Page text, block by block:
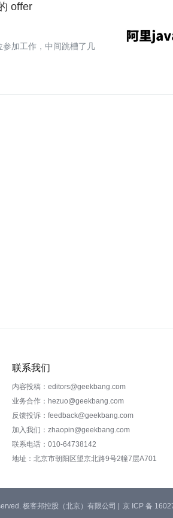
offer
加工作，中间跳槽了几
联系我们
内容投稿：editors@geekbang.com
业务合作：hezuo@geekbang.com
反馈投诉：feedback@geekbang.com
加入我们：zhaopin@geekbang.com
联系电话：010-64738142
地址：北京市朝阳区望京北路9号2幢7层A701
极客邦控股（北京）有限公司 | 京 ICP 备